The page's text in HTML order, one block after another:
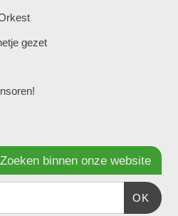
gezet
Zoeken binnen onze website
OK